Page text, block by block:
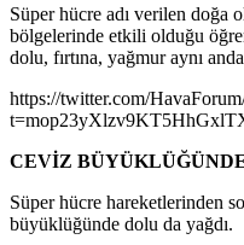
Süper hücre adı verilen doğa
bölgelerinde etkili olduğu
dolu, fırtına, yağmur aynı
https://twitter.com/
CEVİZ
Süper hücre hareketlerinden
büyüklüğünde dolu da yağdı.